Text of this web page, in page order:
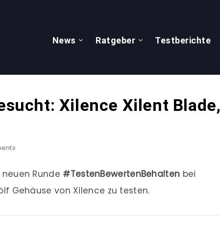
News Ratgeber Testberichte
Xilence Xilent Blade,
Runde #TestenBewertenBehalten bei
Gehäuse von Xilence zu testen.